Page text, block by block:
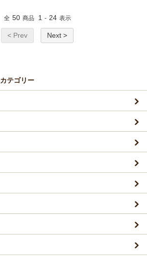
全 50 商品 1 - 24 表示
< Prev Next >
カテゴリー